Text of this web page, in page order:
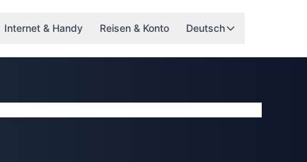
Internet & Handy Reisen & Konto Deutsch